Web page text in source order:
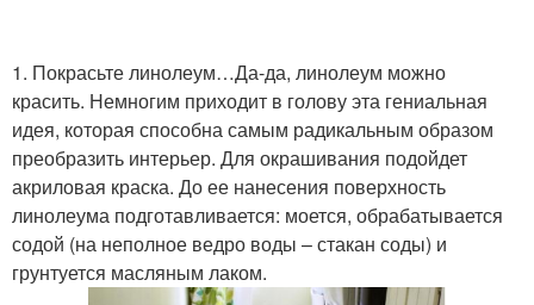
1. Покрасьте линолеум…Да-да, линолеум можно
красить. Немногим приходит в голову эта гениальная
идея, которая способна самым радикальным образом
преобразить интерьер. Для окрашивания подойдет
акриловая краска. До ее нанесения поверхность
линолеума подготавливается: моется, обрабатывается
содой (на неполное ведро воды – стакан соды) и
грунтуется масляным лаком.